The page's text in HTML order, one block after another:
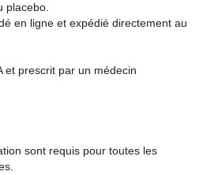
placebo.
en ligne et expédié directement au
et prescrit par un médecin
sont requis pour toutes les